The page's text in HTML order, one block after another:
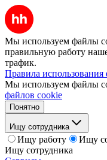
Мы используем файлы
правильную работу
трафик.
Правила
Мы используем файлы
файлов cookie
Понятно
Ищу сотрудника
Ищу работу
Ищу
Ищу сотрудника